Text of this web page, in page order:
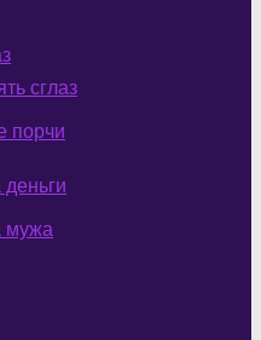
сглаз
порчи
мужа